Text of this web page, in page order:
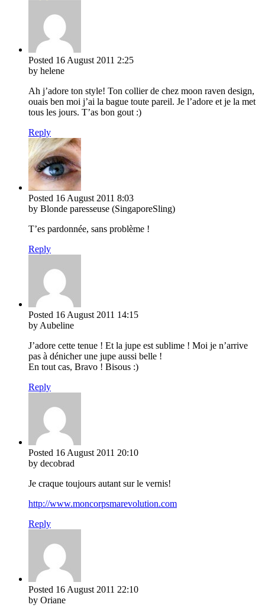
Posted 16 August 2011 2:25
by helene
Ah j’adore ton style! Ton collier de chez moon raven design,
ouais ben moi j’ai la bague toute pareil. Je l’adore et je la met
tous les jours. T’as bon gout :)
Reply
Posted 16 August 2011 8:03
by Blonde paresseuse (SingaporeSling)
T’es pardonnée, sans problème !
Reply
Posted 16 August 2011 14:15
by Aubeline
J’adore cette tenue ! Et la jupe est sublime ! Moi je n’arrive
pas à dénicher une jupe aussi belle !
En tout cas, Bravo ! Bisous :)
Reply
Posted 16 August 2011 20:10
by decobrad
Je craque toujours autant sur le vernis!
http://www.moncorpsmarevolution.com
Reply
Posted 16 August 2011 22:10
by Oriane